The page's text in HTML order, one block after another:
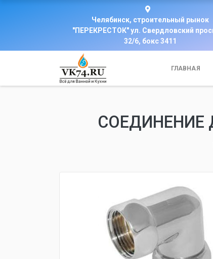
Челябинск, строительный рынок
"ПЕРЕКРЕСТОК" ул. Свердловский
32/6, бокс 3411
ГЛАВНАЯ
СОЕДИНЕНИЕ